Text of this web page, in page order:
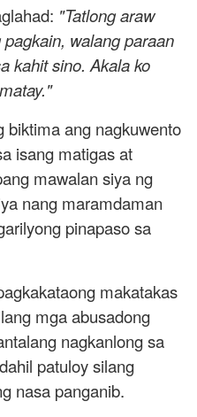
"Tatlong araw
walang paraan
kahit sino. Akala ko
biktima ang nagkuwento
isang matigas at
mawalan siya ng
nang maramdaman
pinapaso sa
makatakas
mga abusadong
nagkanlong sa
patuloy silang
nasa panganib.